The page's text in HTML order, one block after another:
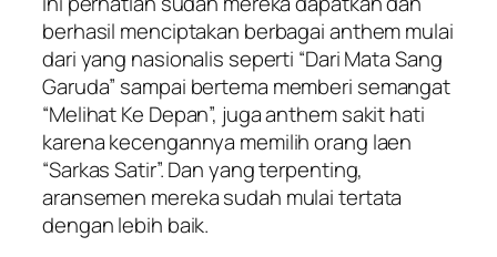
berhasil menciptakan berbagai anthem mulai
dari yang nasionalis seperti “Dari Mata Sang
Garuda” sampai bertema memberi semangat
“Melihat Ke Depan”, juga anthem sakit hati
karena kecengannya memilih orang laen
“Sarkas Satir”. Dan yang terpenting,
aransemen mereka sudah mulai tertata
dengan lebih baik.